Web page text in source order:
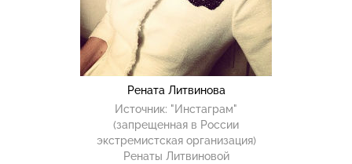
Рената Литвинова
Источник: "Инстаграм"
(запрещенная в России
экстремистская организация)
Ренаты Литвиновой